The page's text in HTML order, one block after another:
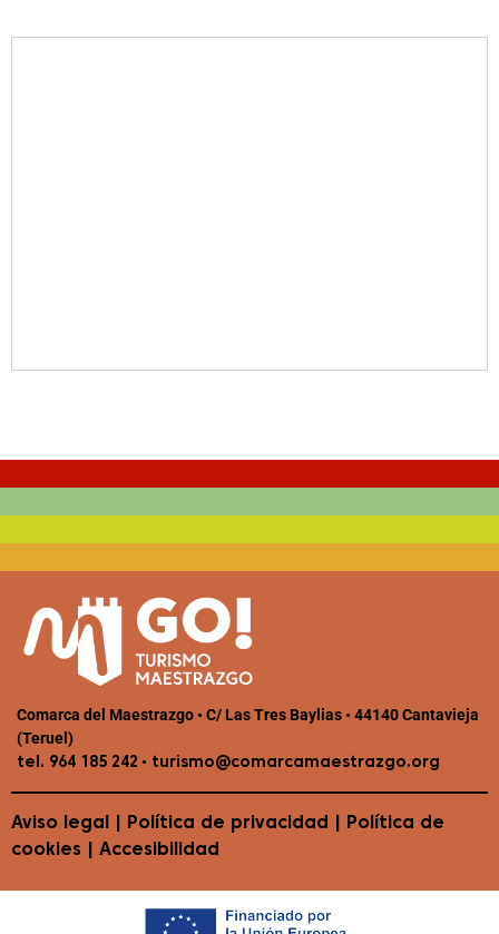
Comarca del Maestrazgo • C/ Las Tres Baylias • 44140 Cantavieja
(Teruel)
tel. 964 185 242 • turismo@comarcamaestrazgo.org
Aviso legal Política de privacidad
Política de
cookies
Accesibilidad